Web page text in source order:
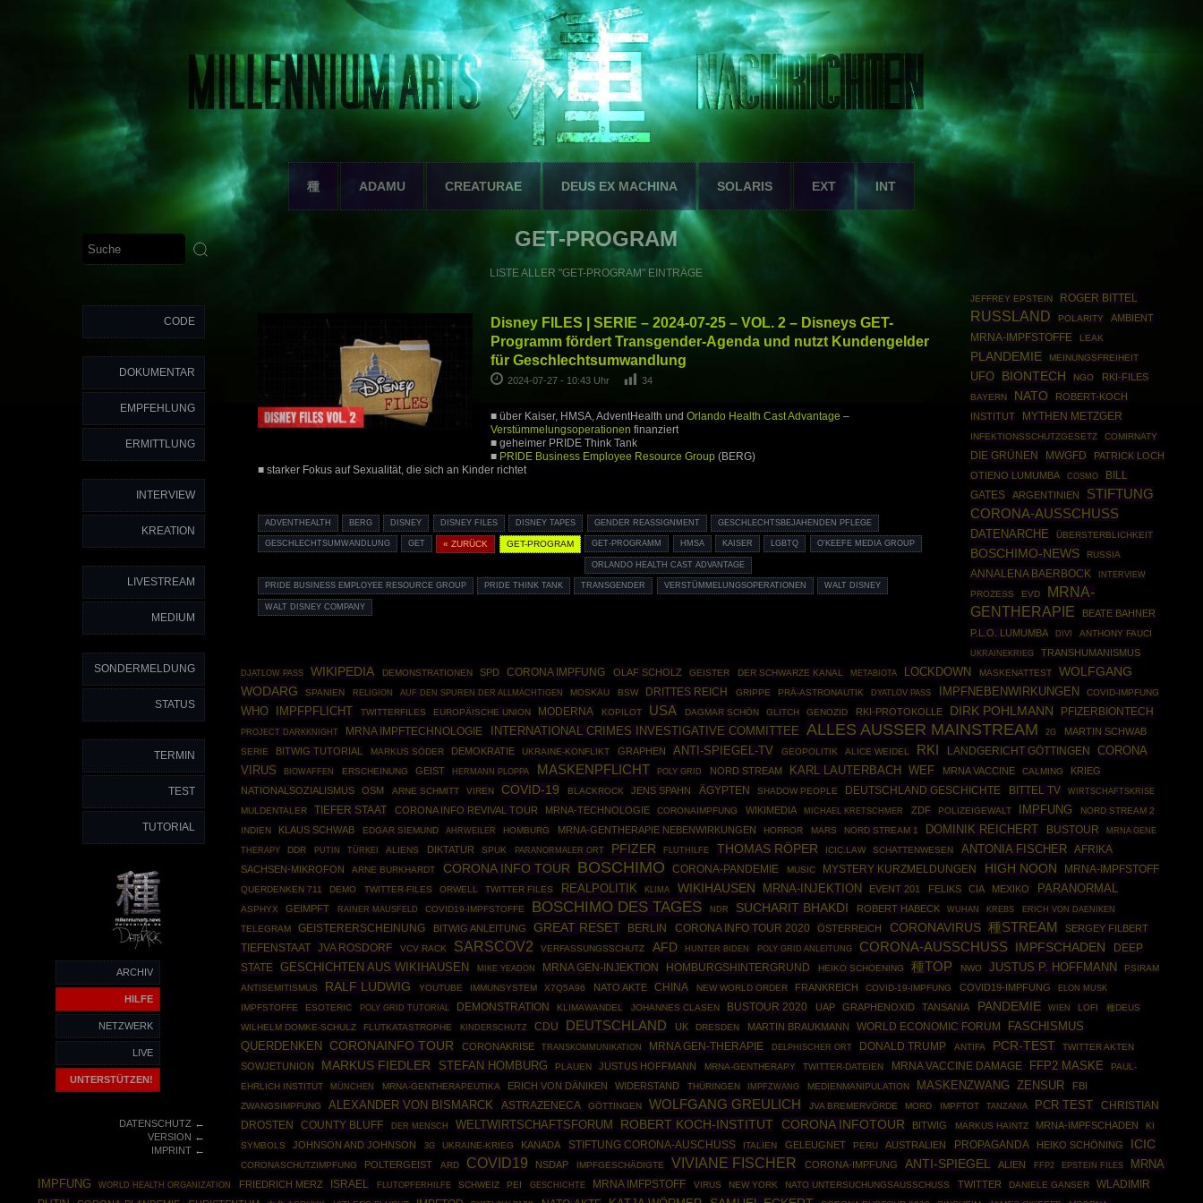
種 ADAMU CREATURAE DEUS EX MACHINA SOLARIS EXT INT
CODE
DOKUMENTAR
EMPFEHLUNG
ERMITTLUNG
INTERVIEW
KREATION
LIVESTREAM
MEDIUM
SONDERMELDUNG
STATUS
TERMIN
TEST
TUTORIAL
ARCHIV
HILFE
NETZWERK
LIVE
UNTERSTÜTZEN!
DATENSCHUTZ←
VERSION ←
IMPRINT←
GET-PROGRAM
LISTE ALLER "GET-PROGRAM" EINTRÄGE
Disney FILES | SERIE – 2024-07-25 – VOL. 2 – Disneys GET-
Programm fördert Transgender-Agenda und nutzt Kundengelder
für Geschlechtsumwandlung
2024-07-27 - 10:43 Uhr 34
■ über Kaiser, HMSA, AdventHealth und Orlando Health Cast Advantage –
Verstümmelungsoperationen finanziert
■ geheimer PRIDE Think Tank
■ PRIDE Business Employee Resource Group(BERG)
■ starker Fokus auf Sexualität, die sich an Kinder richtet
ADVENTHEALTH BERG DISNEY DISNEY FILES DISNEY TAPES GENDER REASSIGNMENT GESCHLECHTSBEJAHENDEN PFLEGE
GESCHLECHTSUMWANDLUNG GET « ZURÜCK GET-PROGRAM GET-PROGRAMM HMSA KAISER LGBTQ O'KEEFE MEDIA GROUP
ORLANDO HEALTH CAST ADVANTAGE
PRIDE BUSINESS EMPLOYEE RESOURCE GROUP PRIDE THINK TANK TRANSGENDER VERSTÜMMELUNGSOPERATIONEN WALT DISNEY
WALT DISNEY COMPANY
JEFFREY EPSTEIN ROGER BITTEL
RUSSLAND POLARITY AMBIENT
MRNA-IMPFSTOFFE LEAK
PLANDEMIE MEINUNGSFREIHEIT
UFO BIONTECH NGO RKI-FILES
BAYERN NATO
ROBERT-KOCH
INSTITUT
MYTHEN METZGER
INFEKTIONSSCHUTZGESETZ COMIRNATY
DIE GRÜNEN MWGFD
PATRICK LOCH
OTIENO LUMUMBA
COSMO
BILL
GATES
ARGENTINIEN
STIFTUNG
CORONA-AUSSCHUSS
DATENARCHE ÜBERSTERBLICHKEIT
BOSCHIMO-NEWS RUSSIA
ANNALENA BAERBOCK INTERVIEW
PROZESS EVD
MRNA-
GENTHERAPIE
BEATE BAHNER
P.L.O. LUMUMBA
DIVI
ANTHONY FAUCI
UKRAINEKRIEG
TRANSHUMANISMUS
DJATLOW PASS WIKIPEDIA DEMONSTRATIONEN SPD CORONA IMPFUNG OLAF SCHOLZ GEISTER DER SCHWARZE KANAL METABIOTA LOCKDOWN MASKENATTEST
WOLFGANG
WODARG
SPANIEN RELIGION AUF DEN SPUREN DER ALLMÄCHTIGEN MOSKAU BSW DRITTES REICH GRIPPE PRÄ-ASTRONAUTIK DYATLOV PASS IMPFNEBENWIRKUNGEN COVID-IMPFUNG
WHO IMPFPFLICHT TWITTERFILES EUROPÄISCHE UNION MODERNA KOPILOT USA DAGMAR SCHÖN GLITCH GENOZID RKI-PROTOKOLLE DIRK POHLMANN PFIZERBIONTECH
PROJECT DARKKNIGHT MRNA IMPFTECHNOLOGIE INTERNATIONAL CRIMES INVESTIGATIVE COMMITTEE ALLES AUSSER MAINSTREAM 2G MARTIN SCHWAB
SERIE BITWIG TUTORIAL MARKUS SÖDER DEMOKRATIE UKRAINE-KONFLIKT GRAPHEN ANTI-SPIEGEL-TV GEOPOLITIK ALICE WEIDEL RKI LANDGERICHT GÖTTINGEN
CORONA
VIRUS
BIOWAFFEN ERSCHEINUNG GEIST HERMANN PLOPPA MASKENPFLICHT POLY GRID NORD STREAM KARL LAUTERBACH WEF MRNA VACCINE CALMING
KRIEG
NATIONALSOZIALISMUS
OSM ARNE SCHMITT VIREN COVID-19 BLACKROCK JENS SPAHN ÄGYPTEN SHADOW PEOPLE DEUTSCHLAND GESCHICHTE BITTEL TV
WIRTSCHAFTSKRISE
MULDENTALER
TIEFER STAAT CORONA INFO REVIVAL TOUR MRNA-TECHNOLOGIE CORONAIMPFUNG WIKIMEDIA MICHAEL KRETSCHMER ZDF POLIZEIGEWALT IMPFUNG
NORD STREAM 2
INDIEN
KLAUS SCHWAB EDGAR SIEMUND AHRWEILER HOMBURG MRNA-GENTHERAPIE NEBENWIRKUNGEN HORROR MARS NORD STREAM 1 DOMINIK REICHERT BUSTOUR
MRNA GENE
THERAPY
DDR PUTIN TÜRKEI ALIENS DIKTATUR SPUK PARANORMALER ORT PFIZER FLUTHILFE THOMAS RÖPER ICIC.LAW SCHATTENWESEN ANTONIA FISCHER AFRIKA
SACHSEN-MIKROFON ARNE BURKHARDT CORONA INFO TOUR BOSCHIMO CORONA-PANDEMIE MUSIC MYSTERY KURZMELDUNGEN HIGH NOON MRNA-IMPFSTOFF
QUERDENKEN 711 DEMO TWITTER-FILES ORWELL TWITTER FILES REALPOLITIK KLIMA WIKIHAUSEN MRNA-INJEKTION EVENT 201 FELIKS CIA MEXIKO PARANORMAL
ASPHYX GEIMPFT RAINER MAUSFELD COVID19-IMPFSTOFFE BOSCHIMO DES TAGES NDR SUCHARIT BHAKDI ROBERT HABECK WUHAN KREBS ERICH VON DAENIKEN
TELEGRAM GEISTERERSCHEINUNG BITWIG ANLEITUNG GREAT RESET BERLIN CORONA INFO TOUR 2020 ÖSTERREICH CORONAVIRUS 種STREAM
SERGEY FILBERT
TIEFENSTAAT
JVA ROSDORF VCV RACK SARSCOV2 VERFASSUNGSSCHUTZ AFD HUNTER BIDEN POLY GRID ANLEITUNG CORONA-AUSSCHUSS IMPFSCHADEN
DEEP
STATE GESCHICHTEN AUS WIKIHAUSEN MIKE YEADON MRNA GEN-INJEKTION HOMBURGSHINTERGRUND HEIKO SCHOENING 種TOP NWO JUSTUS P. HOFFMANN
PSIRAM
ANTISEMITISMUS
RALF LUDWIG YOUTUBE IMMUNSYSTEM X7Q5A96 NATO AKTE CHINA NEW WORLD ORDER FRANKREICH COVID-19-IMPFUNG COVID19-IMPFUNG ELON MUSK
IMPFSTOFFE ESOTERIC POLY GRID TUTORIAL DEMONSTRATION KLIMAWANDEL JOHANNES CLASEN BUSTOUR 2020 UAP GRAPHENOXID TANSANIA PANDEMIE WIEN LOFI
種DEUS
WILHELM DOMKE-SCHULZ
FLUTKATASTROPHE KINDERSCHUTZ CDU DEUTSCHLAND UK DRESDEN MARTIN BRAUKMANN WORLD ECONOMIC FORUM
FASCHISMUS
QUERDENKEN
CORONAINFO TOUR CORONAKRISE TRANSKOMMUNIKATION MRNA GEN-THERAPIE DELPHISCHER ORT DONALD TRUMP ANTIFA PCR-TEST TWITTER AKTEN
SOWJETUNION MARKUS FIEDLER STEFAN HOMBURG PLAUEN JUSTUS HOFFMANN MRNA-GENTHERAPY TWITTER-DATEIEN MRNA VACCINE DAMAGE FFP2 MASKE
PAUL-
EHRLICH INSTITUT
MÜNCHEN MRNA-GENTHERAPEUTIKA ERICH VON DÄNIKEN WIDERSTAND THÜRINGEN IMPFZWANG MEDIENMANIPULATION MASKENZWANG ZENSUR FBI
ZWANGSIMPFUNG ALEXANDER VON BISMARCK ASTRAZENECA GÖTTINGEN WOLFGANG GREULICH JVA BREMERVÖRDE MORD IMPFTOT TANZANIA PCR TEST
CHRISTIAN
DROSTEN
COUNTY BLUFF DER MENSCH WELTWIRTSCHAFTSFORUM ROBERT KOCH-INSTITUT CORONA INFOTOUR BITWIG MARKUS HAINTZ MRNA-IMPFSCHADEN
KI
SYMBOLS
JOHNSON AND JOHNSON 3G UKRAINE-KRIEG KANADA STIFTUNG CORONA-AUSCHUSS ITALIEN GELEUGNET PERU AUSTRALIEN PROPAGANDA HEIKO SCHÖNING ICIC
CORONASCHUTZIMPFUNG POLTERGEIST ARD COVID19 NSDAP IMPFGESCHÄDIGTE VIVIANE FISCHER CORONA-IMPFUNG ANTI-SPIEGEL ALIEN FFP2 EPSTEIN FILES
MRNA
IMPFUNG
WORLD HEALTH ORGANIZATION FRIEDRICH MERZ ISRAEL FLUTOPFERHILFE SCHWEIZ PEI GESCHICHTE MRNA IMFPSTOFF VIRUS NEW YORK NATO UNTERSUCHUNGSAUSSCHUSS TWITTER DANIELE GANSER
WLADIMIR